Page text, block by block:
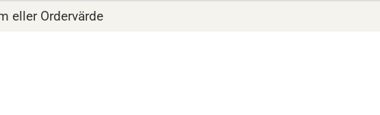
eller Ordervärde